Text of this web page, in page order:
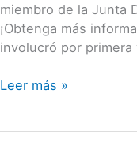
miembro de la Junta
¡Obtenga más
involucró por primera
Leer más »